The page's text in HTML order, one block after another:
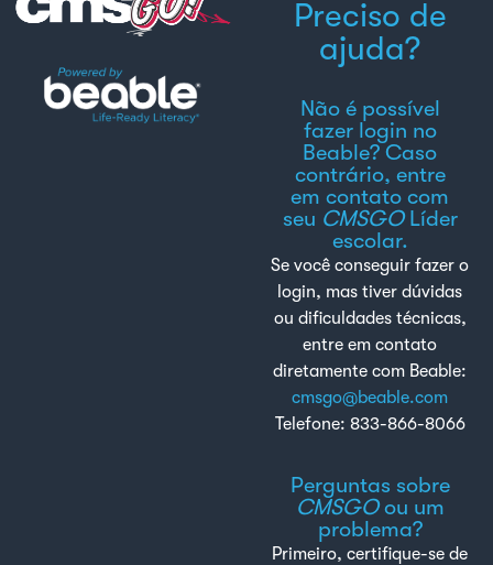
ao
vídeo.
'Ajuda
pensamentos.
Preciso de
ajuda?
Não é possível
fazer login no
Beable? Caso
contrário, entre
em contato com
seu CMSGOLíder
escolar.
Se você conseguir fazer o
login, mas tiver dúvidas
ou dificuldades técnicas,
entre em contato
diretamente com Beable:
cmsgo@beable.com
Telefone: 833-866-8066
Perguntas sobre
CMSGOou um
problema?
Primeiro, certifique-se de